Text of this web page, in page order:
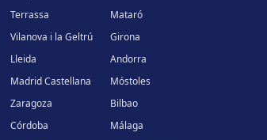
Terrassa
Mataró
Vilanova i la Geltrú
Girona
Lleida
Andorra
Madrid Castellana
Móstoles
Zaragoza
Bilbao
Córdoba
Málaga